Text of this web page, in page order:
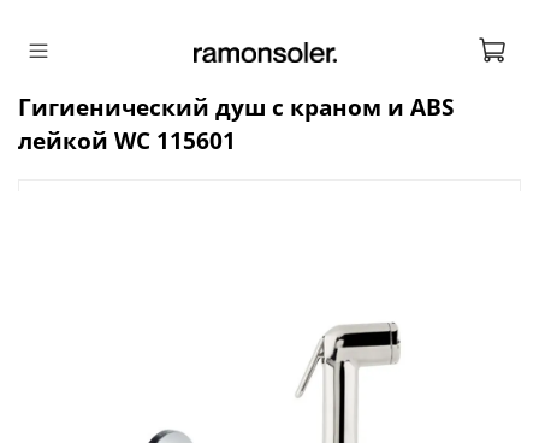
Гигиенический душ с краном и ABS
лейкой WC 115601